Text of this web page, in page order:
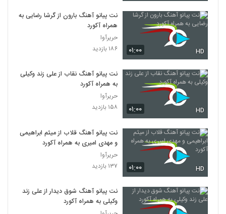
۰۱:۰۰ HD
نت پیانو آهنگ بارون از گرشا رضایی به
همراه آکورد
حریرآوا
۱۸۶ بازدید
۰۱:۰۰ HD
نت پیانو آهنگ نقاب از علی زند وکیلی
به همراه آکورد
حریرآوا
۱۵۸ بازدید
۰۱:۰۰ HD
نت پیانو آهنگ قلاب از میثم ابراهیمی
و مهدی امیری به همراه آکورد
حریرآوا
۱۳۷ بازدید
نت پیانو آهنگ شوق دیدار از علی زند
وکیلی به همراه آکورد